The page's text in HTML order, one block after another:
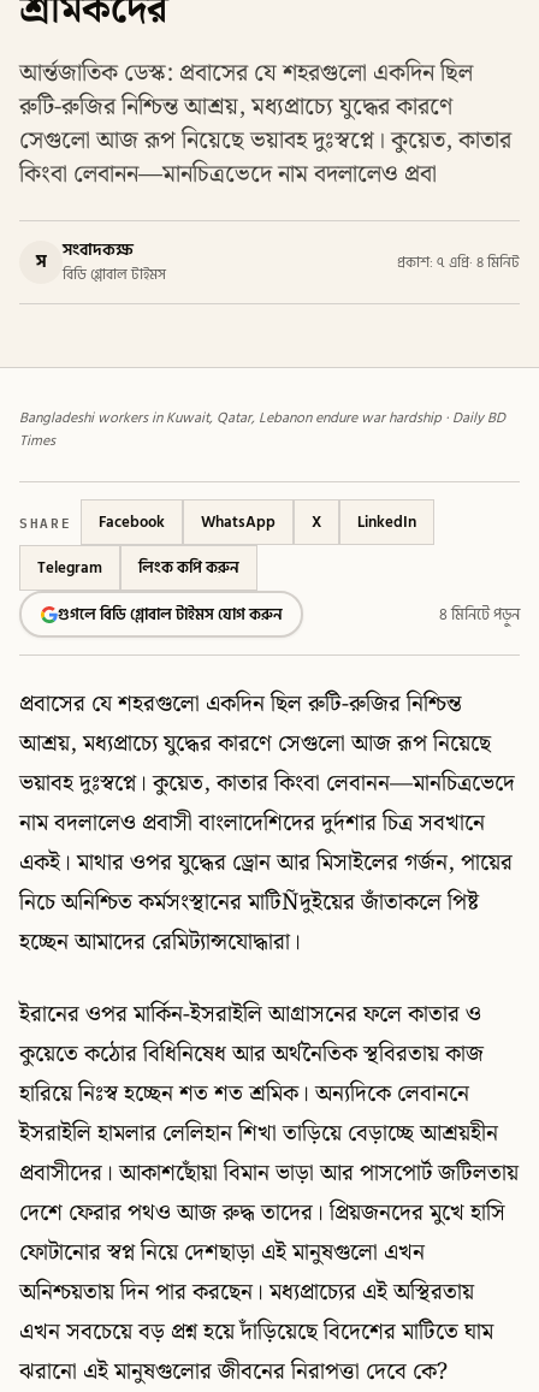
আর্ন্তজাতিক ডেস্ক: প্রবাসের যে শহরগুলো একদিন ছিল
রুটি-রুজির নিশ্চিন্ত আশ্রয়, মধ্যপ্রাচ্যে যুদ্ধের কারণে
সেগুলো আজ রূপ নিয়েছে ভয়াবহ দুঃস্বপ্নে। কুয়েত, কাতার
কিংবা লেবানন—মানচিত্রভেদে নাম বদলালেও প্রবা
স সংবাদকক্ষ
বিডি গ্লোবাল টাইমস
প্রকাশ: ৭ এপ্রি· ৪ মিনিট
Bangladeshi workers in Kuwait, Qatar, Lebanon endure war hardship · Daily BD
Times
SHARE Facebook WhatsApp X
LinkedIn
Telegram
লিংক কপি করুন
গুগলে বিডি গ্লোবাল টাইমস যোগ করুন
৪ মিনিটে পড়ুন
প্রবাসের যে শহরগুলো একদিন ছিল রুটি-রুজির নিশ্চিন্ত
আশ্রয়, মধ্যপ্রাচ্যে যুদ্ধের কারণে সেগুলো আজ রূপ নিয়েছে
ভয়াবহ দুঃস্বপ্নে। কুয়েত, কাতার কিংবা লেবানন—মানচিত্রভেদে
নাম বদলালেও প্রবাসী বাংলাদেশিদের দুর্দশার চিত্র সবখানে
একই। মাথার ওপর যুদ্ধের ড্রোন আর মিসাইলের গর্জন, পায়ের
নিচে অনিশ্চিত কর্মসংস্থানের মাটিÑদুইয়ের জাঁতাকলে পিষ্ট
হচ্ছেন আমাদের রেমিট্যান্সযোদ্ধারা।
ইরানের ওপর মার্কিন-ইসরাইলি আগ্রাসনের ফলে কাতার ও
কুয়েতে কঠোর বিধিনিষেধ আর অর্থনৈতিক স্থবিরতায় কাজ
হারিয়ে নিঃস্ব হচ্ছেন শত শত শ্রমিক। অন্যদিকে লেবাননে
ইসরাইলি হামলার লেলিহান শিখা তাড়িয়ে বেড়াচ্ছে আশ্রয়হীন
প্রবাসীদের। আকাশছোঁয়া বিমান ভাড়া আর পাসপোর্ট জটিলতায়
দেশে ফেরার পথও আজ রুদ্ধ তাদের। প্রিয়জনদের মুখে হাসি
ফোটানোর স্বপ্ন নিয়ে দেশছাড়া এই মানুষগুলো এখন
অনিশ্চয়তায় দিন পার করছেন। মধ্যপ্রাচ্যের এই অস্থিরতায়
এখন সবচেয়ে বড় প্রশ্ন হয়ে দাঁড়িয়েছে বিদেশের মাটিতে ঘাম
ঝরানো এই মানুষগুলোর জীবনের নিরাপত্তা দেবে কে?